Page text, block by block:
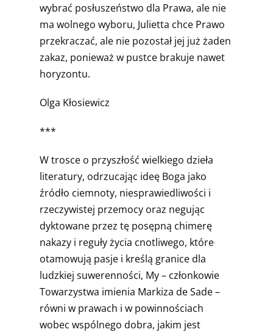
wybrać posłuszeństwo dla Prawa, ale nie
ma wolnego wyboru, Julietta chce Prawo
przekraczać, ale nie pozostał jej już żaden
zakaz, ponieważ w pustce brakuje nawet
horyzontu.
Olga Kłosiewicz
***
W trosce o przyszłość wielkiego dzieła
literatury, odrzucając ideę Boga jako
źródło ciemnoty, niesprawiedliwości i
rzeczywistej przemocy oraz negując
dyktowane przez tę posępną chimerę
nakazy i reguły życia cnotliwego, które
otamowują pasje i kreślą granice dla
ludzkiej suwerenności, My – członkowie
Towarzystwa imienia Markiza de Sade –
równi w prawach i w powinnościach
wobec wspólnego dobra, jakim jest